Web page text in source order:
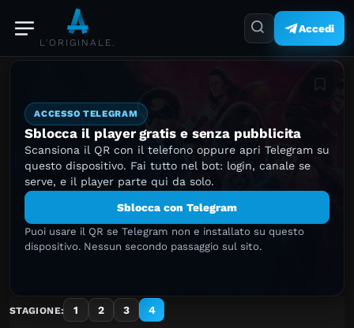
L'ORIGINALE.
Accedi
ACCESSO TELEGRAM
Sblocca il player gratis e senza pubblicita
Scansiona il QR con il telefono oppure apri Telegram su
questo dispositivo. Fai tutto nel bot: login, canale se
serve, e il player parte qui da solo.
Sblocca con Telegram
Puoi usare il QR se Telegram non e installato su questo
dispositivo. Nessun secondo passaggio sul sito.
STAGIONE: 1 2 3 4